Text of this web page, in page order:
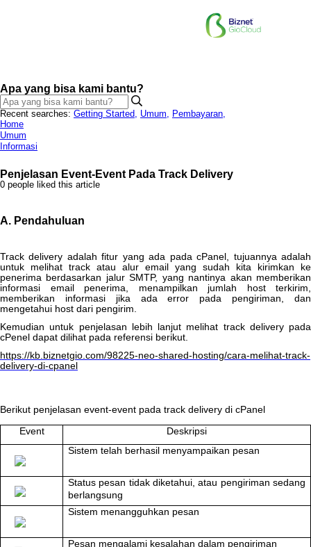
Apa yang bisa kami bantu?
Recent searches: Getting Started, Umum, Pembayaran,
Home
Umum
Informasi
Penjelasan Event-Event Pada Track Delivery
0 people liked this article
A. Pendahuluan
Track delivery adalah fitur yang ada pada cPanel, tujuannya adalah
untuk
melihat track atau alur email yang sudah kita kirimkan
ke
penerima berdasarkan jalur SMTP, yang nantinya akan memberikan
informasi
email penerima, menampilkan jumlah host terkirim,
memberikan
informasi jika ada error pada pengiriman,
dan
mengetahui host dari pengirim.
Kemudian untuk penjelasan lebih lanjut melihat track delivery pada
cPenel dapat dilihat pada referensi berikut
https://kb biznetgio com/98225-neo-shared-hosting/cara-melihat-track-
delivery-di-cpanel
Berikut penjelasan event-event pada track delivery di cPanel
Event
Deskripsi
Sistem telah berhasil menyampaikan pesan
Status pesan tidak diketahui, atau pengiriman sedang
berlangsung
Sistem menangguhkan pesan
Pesan mengalami kesalahan dalam pengiriman